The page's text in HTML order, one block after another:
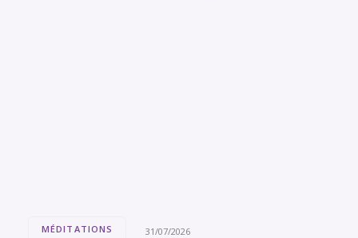
MÉDITATIONS 31/07/2026